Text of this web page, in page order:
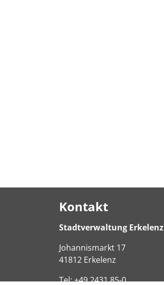
Kontakt
Stadtverwaltung Erkelenz
Johannismarkt 17
41812 Erkelenz
Tel:+49 2431 85-0